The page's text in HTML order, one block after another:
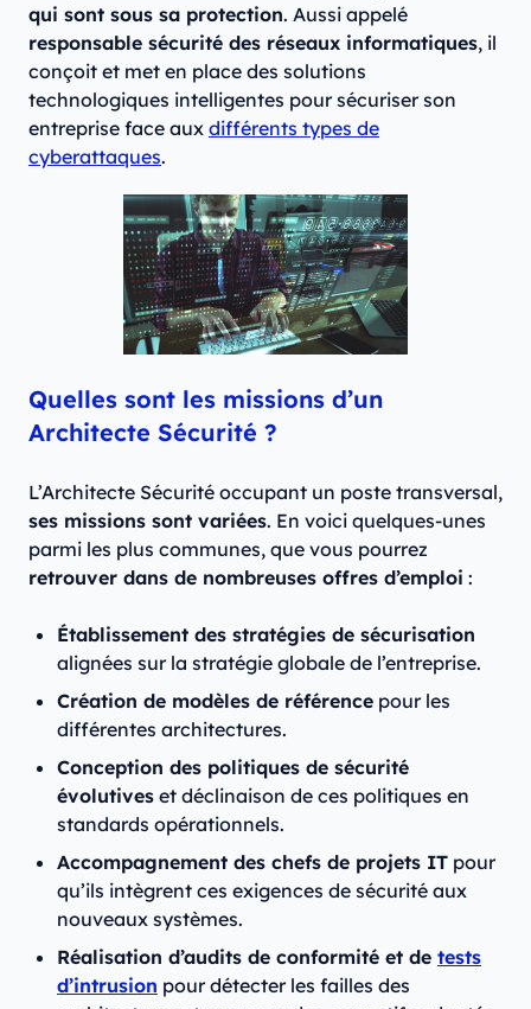
qui sont sous sa protection. Aussi appelé
responsable sécurité des réseaux informatiques, il
conçoit et met en place des solutions
technologiques intelligentes pour sécuriser son
entreprise face aux différents types de
cyberattaques.
Quelles sont les missions d’un
Architecte Sécurité ?
L’Architecte Sécurité occupant un poste transversal,
ses missions sont variées. En voici quelques-unes
parmi les plus communes, que vous pourrez
retrouver dans de nombreuses offres d’emploi :
Établissement des stratégies de sécurisation
alignées sur la stratégie globale de l’entreprise.
Création de modèles de référence pour les
différentes architectures.
Conception des politiques de sécurité
évolutives et déclinaison de ces politiques en
standards opérationnels.
Accompagnement des chefs de projets IT pour
qu’ils intègrent ces exigences de sécurité aux
nouveaux systèmes.
Réalisation d’audits de conformité et de tests
d’intrusion pour détecter les failles des